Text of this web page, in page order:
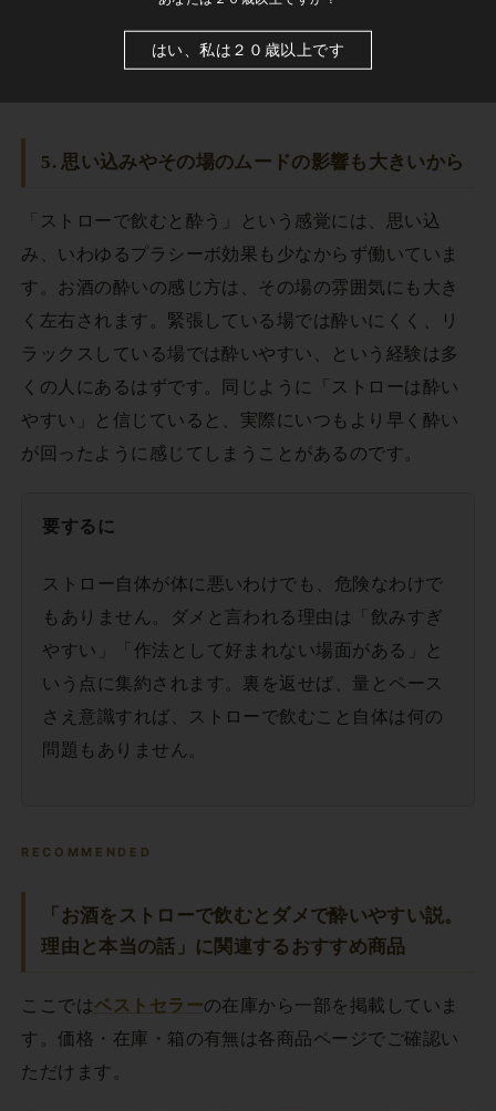
みやすいからこそ、途中で休憩をはさんだり水を飲ん
5. 思い込みやその場のムードの影響も大きいから
「ストローで飲むと酔う」という感覚には、思い込
み、いわゆるプラシーボ効果も少なからず働いていま
す。お酒の酔いの感じ方は、その場の雰囲気にも大き
く左右されます。緊張している場では酔いにくく、リ
ラックスしている場では酔いやすい、という経験は多
くの人にあるはずです。同じように「ストローは酔い
やすい」と信じていると、実際にいつもより早く酔い
が回ったように感じてしまうことがあるのです。
要するに
ストロー自体が体に悪いわけでも、危険なわけで
もありません。ダメと言われる理由は「飲みすぎ
やすい」「作法として好まれない場面がある」と
いう点に集約されます。裏を返せば、量とペース
さえ意識すれば、ストローで飲むこと自体は何の
問題もありません。
RECOMMENDED
「お酒をストローで飲むとダメで酔いやすい説。
理由と本当の話」に関連するおすすめ商品
ここではベストセラーの在庫から一部を掲載していま
す。価格・在庫・箱の有無は各商品ページでご確認い
ただけます。
はい、私は２０歳以上です